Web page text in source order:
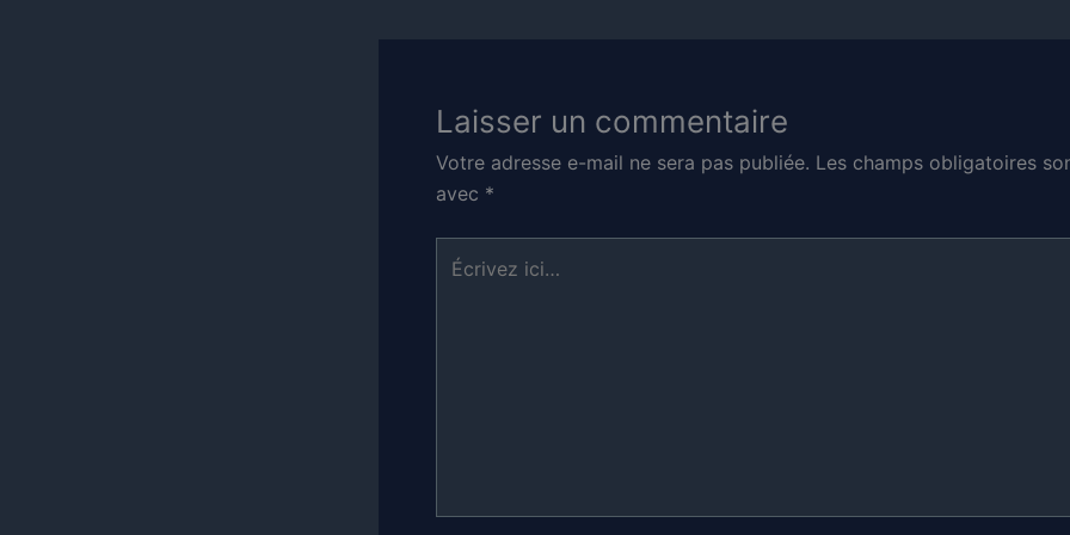
Laisser un commentaire
Votre adresse e-mail ne sera pas publiée. Les champs obligatoires
avec *
Écrivez
ici…